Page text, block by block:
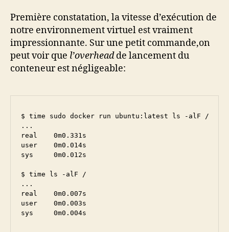
Première constatation, la vitesse d’exécution de
notre environnement virtuel est vraiment
impressionnante. Sur une petit commande,on
peut voir que l’overheadde lancement du
conteneur est négligeable:
$ time sudo docker run ubuntu:latest ls -alF /
...
real	0m0.331s
user	0m0.014s
sys	0m0.012s
$ time ls -alF /
...
real	0m0.007s
user	0m0.003s